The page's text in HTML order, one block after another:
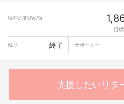
現在の支援総額
目
残り
終了 サポーター
支援したいリタ